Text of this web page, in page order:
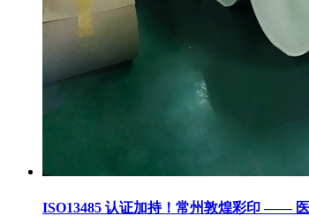
ISO13485 认证加持！常州敦煌彩印 ——